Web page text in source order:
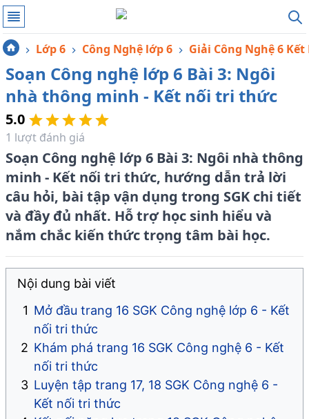
Lớp 6 Công Nghệ lớp 6 Giải Công Nghệ 6
Soạn Công nghệ lớp 6 Bài 3: Ngôi
nhà thông minh - Kết nối tri thức
Soạn Công nghệ lớp 6 Bài 3: Ngôi nhà thông
minh - Kết nối tri thức, hướng dẫn trả lời
câu hỏi, bài tập vận dụng trong SGK chi tiết
và đầy đủ nhất. Hỗ trợ học sinh hiểu và
nắm chắc kiến thức trọng tâm bài học.
5.0
1 lượt đánh giá
Nội dung bài viết
Mở đầu trang 16 SGK Công nghệ lớp 6 - Kết
nối tri thức
Khám phá trang 16 SGK Công nghệ 6 - Kết
nối tri thức
Luyện tập trang 17, 18 SGK Công nghệ 6 -
Kết nối tri thức